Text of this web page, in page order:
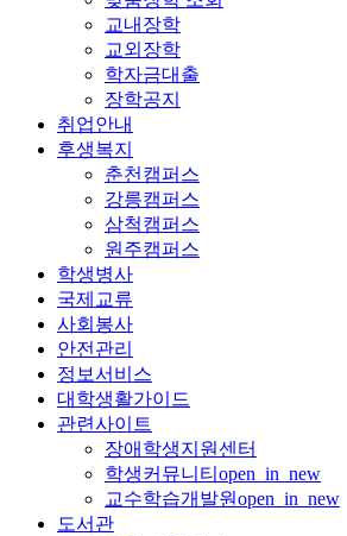
교내장학
교외장학
학자금대출
장학공지
취업안내
후생복지
춘천캠퍼스
강릉캠퍼스
삼척캠퍼스
원주캠퍼스
학생병사
국제교류
사회봉사
안전관리
정보서비스
대학생활가이드
관련사이트
장애학생지원센터
학생커뮤니티 open_in_new
교수학습개발원open_in_new
도서관